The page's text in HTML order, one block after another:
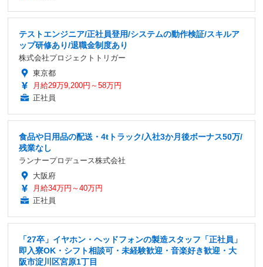
テストエンジニア/正社員登用/システムの動作検証/スキルア
ップ研修あり/退職金制度あり
株式会社プロジェクトトリガー
東京都
月給29万9,200円～58万円
正社員
食品や日用品の配送・4tトラック/入社3か月後ボーナス50万/
残業なし
ランナープロデュース株式会社
大阪府
月給34万円～40万円
正社員
「27卒」イヤホン・ヘッドフォンの製造スタッフ「正社員」
即入寮OK・シフト相談可・未経験歓迎・音楽好き歓迎・大
阪市淀川区宮原1丁目